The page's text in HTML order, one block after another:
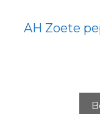
AH Zoete